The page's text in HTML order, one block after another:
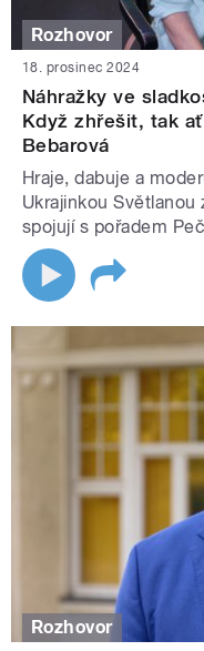
Rozhovor
18. prosinec 2024
Náhražky ve
Když zhřešit, tak
Bebarová
Hraje, dabuje a
Ukrajinkou Světlanou
spojují s pořadem
Rozhovor